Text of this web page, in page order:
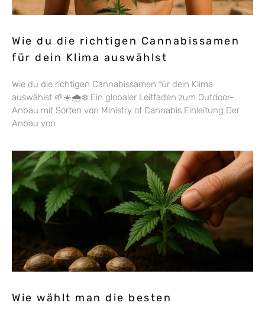
Wie du die richtigen Cannabissamen
für dein Klima auswählst
Wie du die richtigen Cannabissamen für dein Klima
auswählst 🌱☀️🌧️❄️ Ein globaler Leitfaden zum Outdoor-
Anbau mit Sorten von Ministry of Cannabis Einleitung Der
Anbau von
Wie wählt man die besten